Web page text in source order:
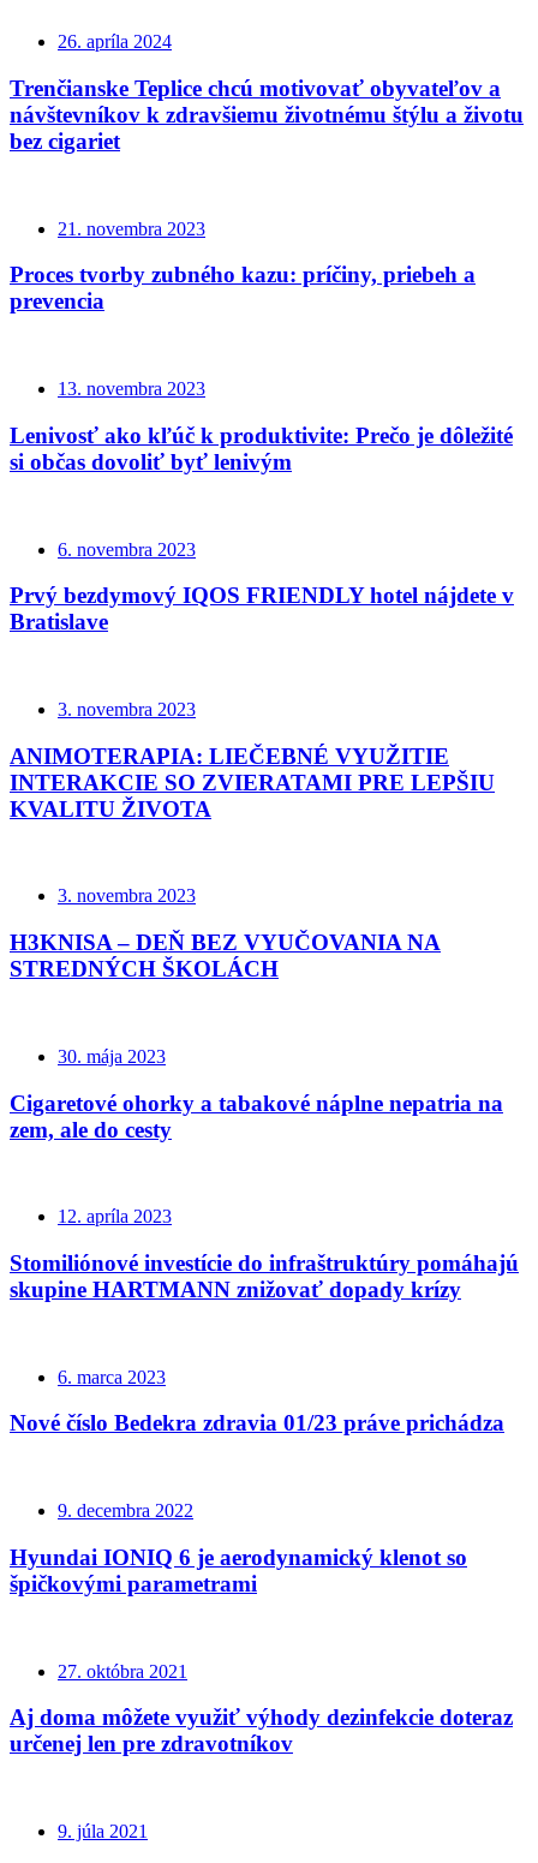
26. apríla 2024
Trenčianske Teplice chcú motivovať obyvateľov a
návštevníkov k zdravšiemu životnému štýlu a životu
bez cigariet
21. novembra 2023
Proces tvorby zubného kazu: príčiny, priebeh a
prevencia
13. novembra 2023
Lenivosť ako kľúč k produktivite: Prečo je dôležité
si občas dovoliť byť lenivým
6. novembra 2023
Prvý bezdymový IQOS FRIENDLY hotel nájdete v
Bratislave
3. novembra 2023
ANIMOTERAPIA: LIEČEBNÉ VYUŽITIE
INTERAKCIE SO ZVIERATAMI PRE LEPŠIU
KVALITU ŽIVOTA
3. novembra 2023
H3KNISA – DEŇ BEZ VYUČOVANIA NA
STREDNÝCH ŠKOLÁCH
30. mája 2023
Cigaretové ohorky a tabakové náplne nepatria na
zem, ale do cesty
12. apríla 2023
Stomiliónové investície do infraštruktúry pomáhajú
skupine HARTMANN znižovať dopady krízy
6. marca 2023
Nové číslo Bedekra zdravia 01/23 práve prichádza
9. decembra 2022
Hyundai IONIQ 6 je aerodynamický klenot so
špičkovými parametrami
27. októbra 2021
Aj doma môžete využiť výhody dezinfekcie doteraz
určenej len pre zdravotníkov
9. júla 2021